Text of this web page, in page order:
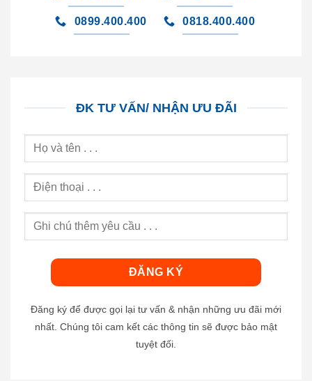
0899.400.400 0818.400.400
ĐK TƯ VẤN/ NHẬN ƯU ĐÃI
Đăng ký để được gọi lại tư vấn & nhận những ưu đãi mới
nhất. Chúng tôi cam kết các thông tin sẽ được bảo mật
tuyệt đối.